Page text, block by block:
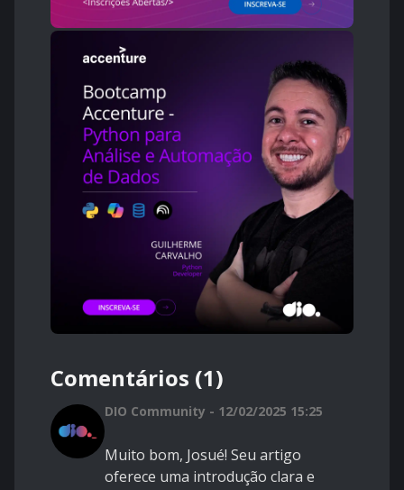
Comentários (1)
DIO Community - 12/02/2025 15:25
Muito bom, Josué! Seu artigo
oferece uma introdução clara e